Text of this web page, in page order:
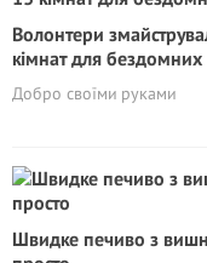
Волонтери
кімнат для бездомних
Добро своїми руками
Швидке печиво з